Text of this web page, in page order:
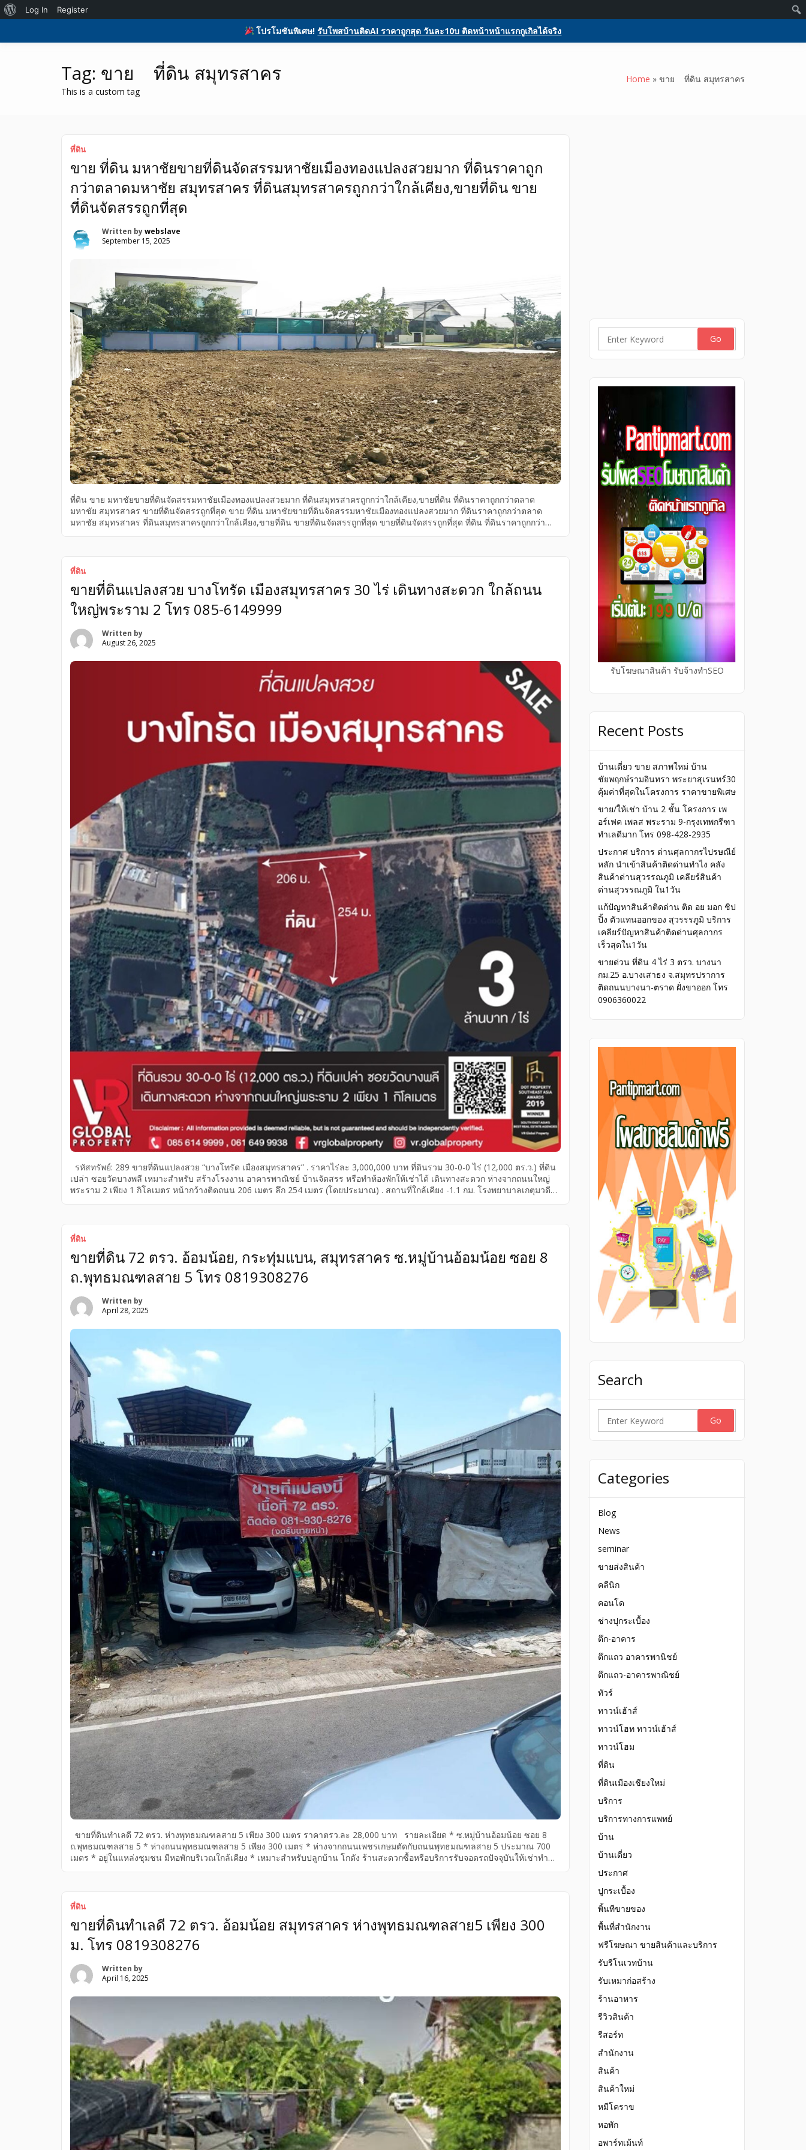
โปรโมชันพิเศษ!รับโพสบ้านติดAI ราคาถูกสุด วันละ10บ ติดหน้าหน้าแรกกูเกิลได้จริง
Skip
to
รับโพสต์เว็บ ติดAI ตลาดซื้อขาย SEO ติดหน้าแรกกูเกิล ฟรีประกาศขายบ้าน
ที่ดิน อสังหา ของมือสอง รถยนต์ สินค้าและบริการ
รับโพสต์เว็บบอร์ด ติดAI ตลาดซื้อขาย ฟรีประกาศ ติดgooglesหน้า1ฟรีโฆษณาสินค้า บ้านและที่ดิน รถยนต์ของมือสอง ซื้อขายให้เช่า บริการ
Home ลงประกาศฟรี รับโพสต์โฆษณาสินค้า Register Activity Members Activate Log in Register
Tag: ขาย ที่ดิน สมุทรสาคร
This is a custom tag
Home ขาย ที่ดิน สมุทรสาคร
ที่ดิน
ขาย ที่ดิน มหาชัยขายที่ดินจัดสรรมหาชัยเมืองทองแปลงสวยมาก ที่ดินราคาถูก
กว่าตลาดมหาชัย สมุทรสาคร ที่ดินสมุทรสาครถูกกว่าใกล้เคียง,ขายที่ดิน ขาย
ที่ดินจัดสรรถูกที่สุด
Written bywebslave
September 15, 2025
ที่ดิน ขาย มหาชัยขายที่ดินจัดสรรมหาชัยเมืองทองแปลงสวยมาก ที่ดินสมุทรสาครถูกกว่าใกล้เคียง,ขายที่ดิน ที่ดินราคาถูกกว่าตลาด
มหาชัย สมุทรสาคร ขายที่ดินจัดสรรถูกที่สุด ขาย ที่ดิน มหาชัยขายที่ดินจัดสรรมหาชัยเมืองทองแปลงสวยมาก ที่ดินราคาถูกกว่าตลาด
มหาชัย สมุทรสาคร ที่ดินสมุทรสาครถูกกว่าใกล้เคียง,ขายที่ดิน ขายที่ดินจัดสรรถูกที่สุด ขายที่ดินจัดสรรถูกที่สุด ที่ดิน ที่ดินราคาถูกกว่า
จัดสรรมหาชัยเมืองทอง แปลงสวยมาก ฮวงจุ้ยดีมาก ที่ดินในโครงการมหาชัยเมืองทอง ถูกที่สุด ทำเลดีที่สุดในมหาชัย–สมุทรสาคร
สาธารณูปโภคเกรดA ขายถูก ประเมินราคาสูง กู้ได้เต็ม ถูกกว่าใกล้เคียง เพียงตรว.ละ 28,763ขายที่ดินสมุทรสาคร หมู่บ้านคุณภาพสูง
ราคาถูก-สมุทรสาคร ที่ดินจัดสรรในโครงการ ขายที่ดินจัดสรรแปลงสวยมาก มหาชัยเมืองทอง ฮวงจุ้ยเยี่ยม เนื้อที่ดิน104.30ตรว. ถูกที่สุด
[…]
ที่ดิน
ขายที่ดินแปลงสวย บางโทรัด เมืองสมุทรสาคร 30 ไร่ เดินทางสะดวก ใกล้ถนน
ใหญ่พระราม 2 โทร 085-6149999
Written by
August 26, 2025
รหัสทรัพย์: 289 ขายที่ดินแปลงสวย “บางโทรัด เมืองสมุทรสาคร” . ราคาไร่ละ 3,000,000 บาท ที่ดินรวม 30-0-0 ไร่ (12,000 ตร.ว.) ที่ดิน
เปล่า ซอยวัดบางพลี เหมาะสำหรับ สร้างโรงงาน อาคารพาณิชย์ บ้านจัดสรร หรือทำห้องพักให้เช่าได้ เดินทางสะดวก ห่างจากถนนใหญ่
พระราม 2 เพียง 1 กิโลเมตร หน้ากว้างติดถนน 206 เมตร ลึก 254 เมตร (โดยประมาณ) . สถานที่ใกล้เคียง -1.1 กม. โรงพยาบาลเกตุมวดี
ที่ดิน
ขายที่ดิน 72 ตรว. อ้อมน้อย, กระทุ่มแบน, สมุทรสาคร ซ.หมู่บ้านอ้อมน้อย ซอย 8
ถ.พุทธมณฑลสาย 5 โทร 0819308276
Written by
April 28, 2025
ขายที่ดินทำเลดี 72 ตรว. ห่างพุทธมณฑลสาย 5 เพียง 300 เมตร ราคาตรว.ละ 28,000 บาท รายละเอียด * ซ.หมู่บ้านอ้อมน้อย ซอย 8
ถ.พุทธมณฑลสาย 5 * ห่างถนนพุทธมณฑลสาย 5 เพียง 300 เมตร * ห่างจากถนนเพชรเกษมตัดกับถนนพุทธมณฑลสาย 5 ประมาณ 700
เมตร * อยู่ในแหล่งชุมชน มีหอพักบริเวณใกล้เคียง * เหมาะสำหรับปลูกบ้าน โกดัง ร้านสะดวกซื้อหรือบริการรับจอดรถปัจจุบันให้เช่าทำ
ที่ดิน
ขายที่ดินทำเลดี 72 ตรว. อ้อมน้อย สมุทรสาคร ห่างพุทธมณฑลสาย5 เพียง 300
ม. โทร 0819308276
Written by
April 16, 2025
Search
รับโฆษณาสินค้า รับจ้างทำSEO
Recent Posts
บ้านเดี่ยว ขาย สภาพใหม่ บ้าน
ชัยพฤกษ์รามอินทรา พระยาสุเรนทร์30
คุ้มค่าที่สุดในโครงการ ราคาขายพิเศษ
ขาย/ให้เช่า บ้าน 2 ชั้น โครงการ เพ
อร์เฟค เพลส พระราม 9-กรุงเทพกรีฑา
ทำเลดีมาก โทร 098-428-2935
ประกาศ บริการ ด่านศุลกากรไปรษณีย์
หลัก นำเข้าสินค้าติดด่านทำไง คลัง
สินค้าด่านสุวรรณภูมิ เคลียร์สินค้า
ด่านสุวรรณภูมิ ใน1วัน
แก้ปัญหาสินค้าติดด่าน ติด อย มอก ชิป
ปิ้ง ตัวแทนออกของ สุวรรรภูมิ บริการ
เคลียร์ปัญหาสินค้าติดด่านศุลกากร
เร็วสุดใน1วัน
ขายด่วน ที่ดิน 4 ไร่ 3 ตรว. บางนา
กม.25 อ.บางเสาธง จ.สมุทรปราการ
ติดถนนบางนา-ตราด ฝั่งขาออก โทร
0906360022
Search
Search
Categories
Blog
News
seminar
ขายส่งสินค้า
คลีนิก
คอนโด
ช่างปุกระเบื้อง
ตึก-อาคาร
ตึกแถว อาคารพานิชย์
ตึกแถว-อาคารพาณิชย์
ทัวร์
ทาวน์เฮ้าส์
ทาวน์โฮท ทาวน์เฮ้าส์
ทาวน์โฮม
ที่ดิน
ที่ดินเมืองเชียงใหม่
บริการ
บริการทางการแพทย์
บ้าน
บ้านเดี่ยว
ประกาศ
ปูกระเบื้อง
พิ้นทีขายของ
พื้นที่สำนักงาน
ฟรีโฆษณา ขายสินค้าและบริการ
รับรีโนเวทบ้าน
รับเหมาก่อสร้าง
ร้านอาหาร
รีวิวสินค้า
รีสอร์ท
สำนักงาน
สินค้า
สินค้าใหม่
หมีโคราข
หอพัก
อพาร์ทเม้นท์
About
Log In Register